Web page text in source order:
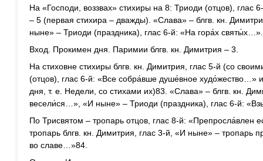
На «Господи, воззвах» стихиры на 8: Триоди (отцов), глас
– 5 (первая стихира – дважды). «Слава» – блгв. кн.
ныне» – Триоди (праздника), глас 6-й: «На гора́х святы́х…».
Вход. Прокимен дня. Паримии блгв. кн. Димитрия – 3.
На стиховне стихиры блгв. кн. Димитрия, глас 5-й (со
(отцов), глас 6-й: «Все собра́вше душе́вное худо́жество…»
дня, т. е. Недели, со стихами их)83. «Слава» – блгв. кн.
весели́ся…», «И ныне» – Триоди (праздника), глас 6-й:
По Трисвятом – тропарь отцов, глас 8-й:
тропарь блгв. кн. Димитрия, глас 3-й, «И ныне» – тропарь
во славе…»84.